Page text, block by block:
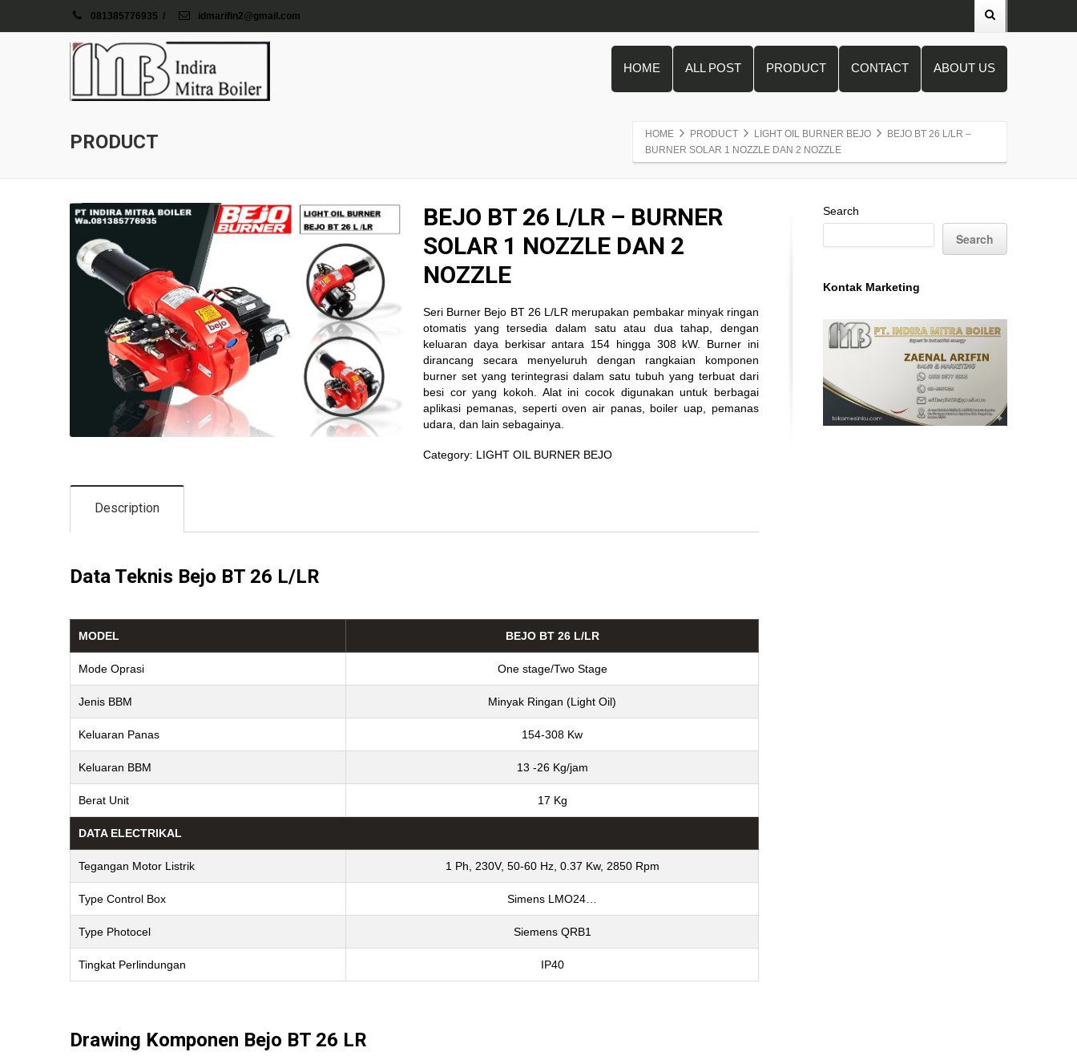
081385776935 / idmarifin2@gmail.com
HOME ALL POST PRODUCT CONTACT ABOUT US
PRODUCT HOME PRODUCT LIGHT OIL BURNER BEJO
BEJO BT 26 L/LR –
BURNER SOLAR 1 NOZZLE DAN 2 NOZZLE
BEJO BT 26 L/LR – BURNER
SOLAR 1 NOZZLE DAN 2
NOZZLE
Seri Burner Bejo BT 26 L/LR merupakan pembakar minyak ringan
otomatis yang tersedia dalam satu atau dua tahap, dengan
keluaran daya berkisar antara 154 hingga 308 kW. Burner ini
dirancang secara menyeluruh dengan rangkaian komponen
burner set yang terintegrasi dalam satu tubuh yang terbuat dari
besi cor yang kokoh. Alat ini cocok digunakan untuk berbagai
aplikasi pemanas, seperti oven air panas, boiler uap, pemanas
udara, dan lain sebagainya.
Category: LIGHT OIL BURNER BEJO
Description
Data Teknis Bejo BT 26 L/LR
MODEL BEJO BT 26 L/LR
Mode Oprasi One stage/Two Stage
Jenis BBM Minyak Ringan (Light Oil)
Keluaran Panas 154-308 Kw
Keluaran BBM 13 -26 Kg/jam
Berat Unit 17 Kg
DATA ELECTRIKAL
Tegangan Motor Listrik 1 Ph, 230V, 50-60 Hz, 0.37 Kw, 2850 Rpm
Type Control Box Simens LMO24…
Type Photocel Siemens QRB1
Tingkat Perlindungan IP40
Drawing Komponen Bejo BT 26 LR
Search
Search
Kontak Marketing